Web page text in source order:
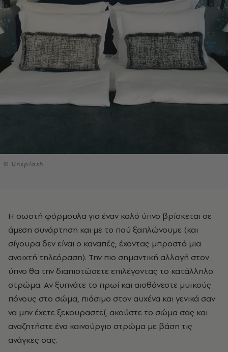
© Unsplash
Η σωστή φόρμουλα για έναν καλό ύπνο βρίσκεται σε
άμεση συνάρτηση και με το πού ξαπλώνουμε (και
σίγουρα δεν είναι ο καναπές, έχοντας μπροστά μια
ανοιχτή τηλεόραση). Την πιο σημαντική αλλαγή στον
ύπνο θα την διαπιστώσετε επιλέγοντας το κατάλληλο
στρώμα. Αν ξυπνάτε το πρωί και αισθάνεστε μυϊκούς
πόνους στο σώμα, πιάσιμο στον αυχένα και γενικά σαν
να μην έχετε ξεκουραστεί, ακούστε το σώμα σας και
αναζητήστε ένα καινούργιο στρώμα με βάση τις
ανάγκες σας.